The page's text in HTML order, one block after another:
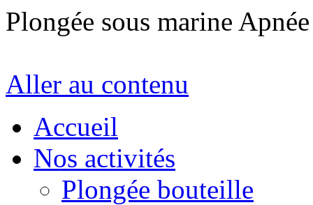
Plongée sous marine
Aller au contenu
Accueil
Nos activités
Plongée bouteille